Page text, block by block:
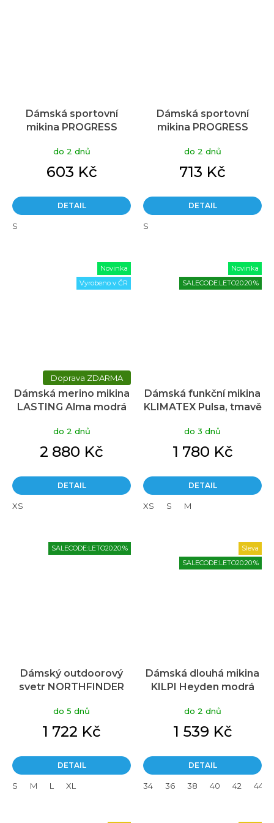
Dámská sportovní
mikina PROGRESS
do 2 dnů
603 Kč
DETAIL
S
Dámská sportovní
mikina PROGRESS
do 2 dnů
713 Kč
DETAIL
S
Novinka
Vyrobeno v ČR
ZDARMA
Dámská merino mikina
LASTING Alma modrá
do 2 dnů
2 880 Kč
DETAIL
XS
Novinka
SALECODE:LETO20:20:%
Dámská funkční mikina
KLIMATEX Pulsa, tmavě
do 3 dnů
1 780 Kč
DETAIL
XS S M
SALECODE:LETO20:20:%
Dámský outdoorový
svetr NORTHFINDER
do 5 dnů
1 722 Kč
DETAIL
S M L XL
Sleva
SALECODE:LETO20:20:%
Dámská dlouhá mikina
KILPI Heyden modrá
do 2 dnů
1 539 Kč
DETAIL
34 36 38 40 42 44